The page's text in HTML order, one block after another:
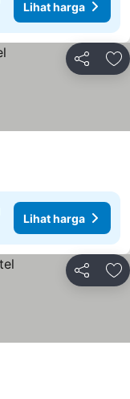
Lihat harga
Bagikan
Lihat harga
Bagikan